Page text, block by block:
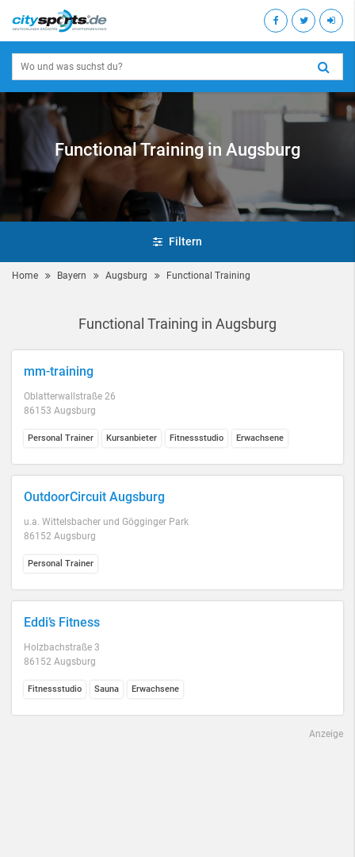
Functional Training in Augsburg
Filtern
Home Bayern Augsburg Functional Training
Functional Training in Augsburg
mm-training
Oblatterwallstraße 26
86153 Augsburg
Personal Trainer Kursanbieter Fitnessstudio Erwachsene
OutdoorCircuit Augsburg
u.a. Wittelsbacher und Gögginger Park
86152 Augsburg
Personal Trainer
Eddi’s Fitness
Holzbachstraße 3
86152 Augsburg
Fitnessstudio Sauna Erwachsene
Anzeige